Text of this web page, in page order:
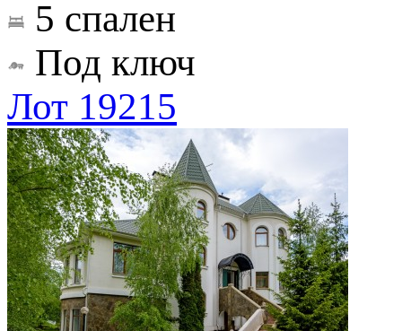
5 спален
Под ключ
Лот 19215